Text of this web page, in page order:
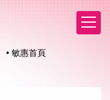
• 敏惠首頁